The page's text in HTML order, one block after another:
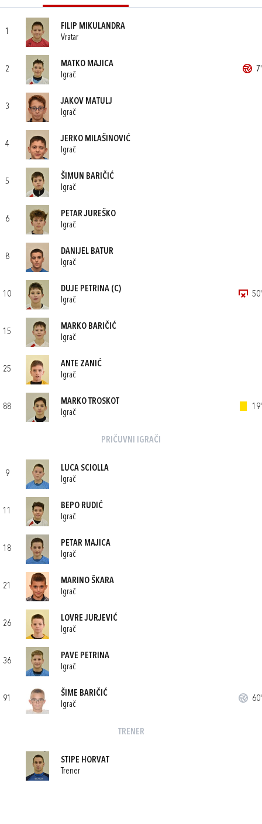
1
FILIP MIKULANDRA
Vratar
2
MATKO MAJICA
Igrač
7'
3
JAKOV MATULJ
Igrač
4
JERKO MILAŠINOVIĆ
Igrač
5
ŠIMUN BARIČIĆ
Igrač
6
PETAR JUREŠKO
Igrač
8
DANIJEL BATUR
Igrač
10
DUJE PETRINA (C)
Igrač
50'
15
MARKO BARIČIĆ
Igrač
25
ANTE ZANIĆ
Igrač
88
MARKO TROSKOT
Igrač
19'
PRIČUVNI IGRAČI
9
LUCA SCIOLLA
Igrač
11
BEPO RUDIĆ
Igrač
18
PETAR MAJICA
Igrač
21
MARINO ŠKARA
Igrač
26
LOVRE JURJEVIĆ
Igrač
36
PAVE PETRINA
Igrač
91
ŠIME BARIČIĆ
Igrač
60'
TRENER
STIPE HORVAT
Trener